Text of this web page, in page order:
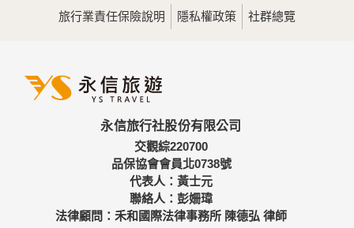
旅行業責任保險說明 隱私權政策 社群總覽
永信旅行社股份有限公司
交觀綜220700
品保協會會員北0738號
代表人：黃士元
聯絡人：彭姍瑋
法律顧問：禾和國際法律事務所 陳德弘 律師